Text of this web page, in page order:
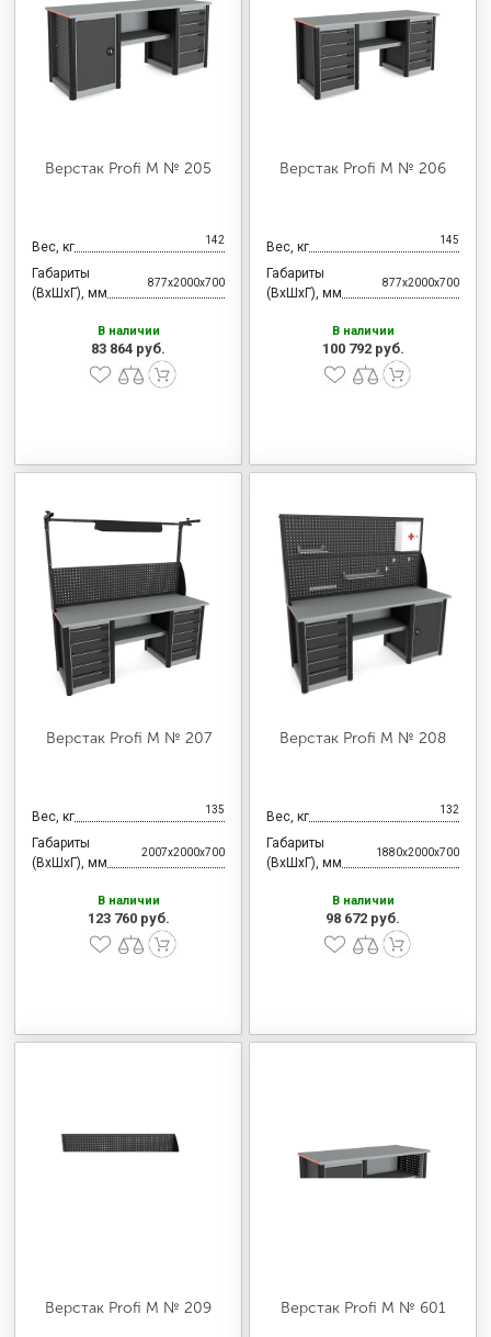
Верстак Profi M № 205
Вес, кг 142
Габариты
(ВхШхГ), мм
877x2000x700
В наличии
83 864 руб.
Верстак Profi M № 206
Вес, кг 145
Габариты
(ВхШхГ), мм
877x2000x700
В наличии
100 792 руб.
Верстак Profi M № 207
Вес, кг 135
Габариты
(ВхШхГ), мм
2007x2000x700
В наличии
123 760 руб.
Верстак Profi M № 208
Вес, кг 132
Габариты
(ВхШхГ), мм
1880x2000x700
В наличии
98 672 руб.
Верстак Profi M № 209 Верстак Profi M № 601